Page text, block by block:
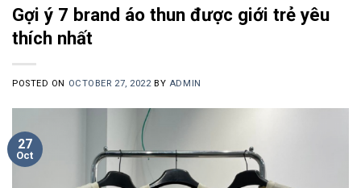
Gợi ý 7 brand áo thun được giới trẻ yêu
thích nhất
POSTED ON OCTOBER 27, 2022 BY ADMIN
27
Oct